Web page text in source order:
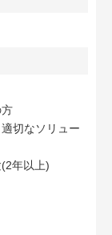
切なソリュー
年以上)